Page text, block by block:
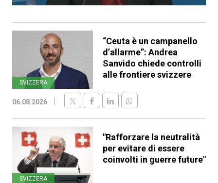
SVIZZERA
“Ceuta è un campanello
d’allarme”: Andrea
Sanvido chiede controlli
alle frontiere svizzere
06.08.2026
SVIZZERA
"Rafforzare la neutralità
per evitare di essere
coinvolti in guerre future"